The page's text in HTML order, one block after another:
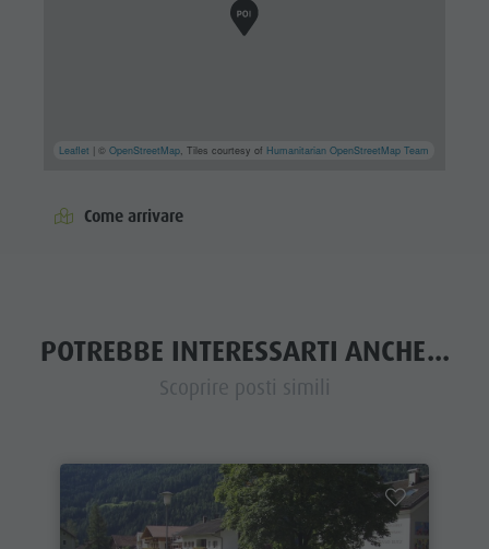
Leaflet | ©OpenStreetMap , Tiles courtesy of Humanitarian OpenStreetMap Team
Come arrivare
POTREBBE INTERESSARTI ANCHE...
Scoprire posti simili